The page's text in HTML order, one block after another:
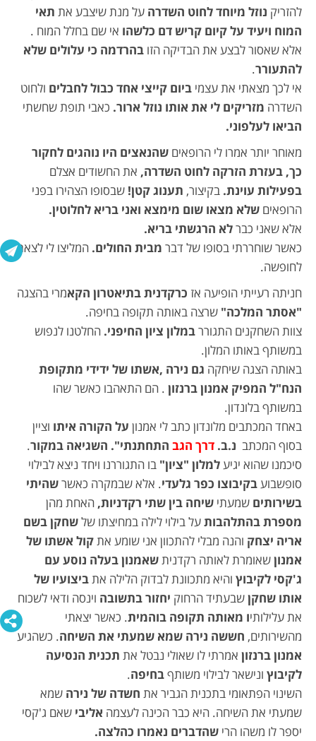
להזריק נוזל מיוחד לחוט השדרה על מנת שיצבע את תאי
המוח ויעיד על קיום קריש דם כלשהו אי שם בחלל המוח .
אלא שאסור לבצע את הבדיקה הזו בהרדמה כי עלולים שלא
להתעורר.
אי לכך מצאתי את עצמי ביום קייצי אחד כבול לחבלים ולחוט
השדרה מזריקים לי את אותו נוזל ארור. כאבי תופת שחשתי
הביאו לעלפוני.
מאוחר יותר אמרו לי הרופאים שהנאצים היו נוהגים לחקור
כך, בעזרת הזרקה לחוט השדרה, את החשודים אצלם
בפעילות עוינת. בקיצור, תענוג קטן! שבסופו הצהירו בפני
הרופאים שלא מצאו שום מימצא ואני בריא לחלוטין.
אלא שאני כברלא הרגשתי בריא.
כאשר שוחררתי בסופו של דבר מבית החולים. המליצו לי לצאת
לחופשה.
חניתה רעייתי הופיעה אז כרקדנית בתיאטרון הקאמרי בהצגה
"אסתר המלכה" שרצה באותה תקופה בחיפה.
צוות השחקנים התגוררבמלון ציון החיפני. החלטנו לנפוש
במשותף באותו המלון.
באותה הצגה שיחקה גם נירה ,אשתו של ידידי מתקופת
הנח"ל המפיק אמנון ברנזון . הם התאהבו כאשר שהו
במשותף בלונדון.
באחד המכתבים מלונדון כתב לי אמנון על הקורה איתו וציין
בסוף המכתב נ.ב. דרך הגב התחתנתי". השגיאה במקור.
סיכמנו שהוא יגיעלמלון "ציון" בו התגוררנו ויחד ניצא לבילוי
סופשבועבקיבוצו כפר גלעדי. אלא שבמקרה כאשרשהיתי
בשירותים שמעתי שיחה בין שתי רקדניות, האחת מהן
מספרת בהתלהבותעל בילוי לילה במחיצתו שלשחקן בשם
אריה יצחק והנה מבלי להתכוון אני שומע אתקול אשתו של
אמנוןשאומרת לאותה רקדניתשאמנון בעלה נוסע עם
ג'קסי לקיבוץ והיא מתכוונת לבדוק הלילה אתביצועיו של
אותו שחקןשבעתיד הרחוק יחזור בתשובה וינסה ודאי לשכוח
את עלילותיו מאותה תקופה בוהמית. כאשר יצאתי
מהשירותים, חששה נירה שמא שמעתי את השיחה. כשהגיע
אמנון ברנזון אמרתי לו שאולי נבטל את תכנית הנסיעה
לקיבוץ ונישאר לבילוי משותףבחיפה.
השינוי הפתאומי בתכנית הגביר את חשדה של נירה שמא
שמעתי את השיחה. היא כבר הכינה לעצמה אליבי שאם ג'קסי
יספר לו משהו הרי שהדברים נאמרו כהלצה.